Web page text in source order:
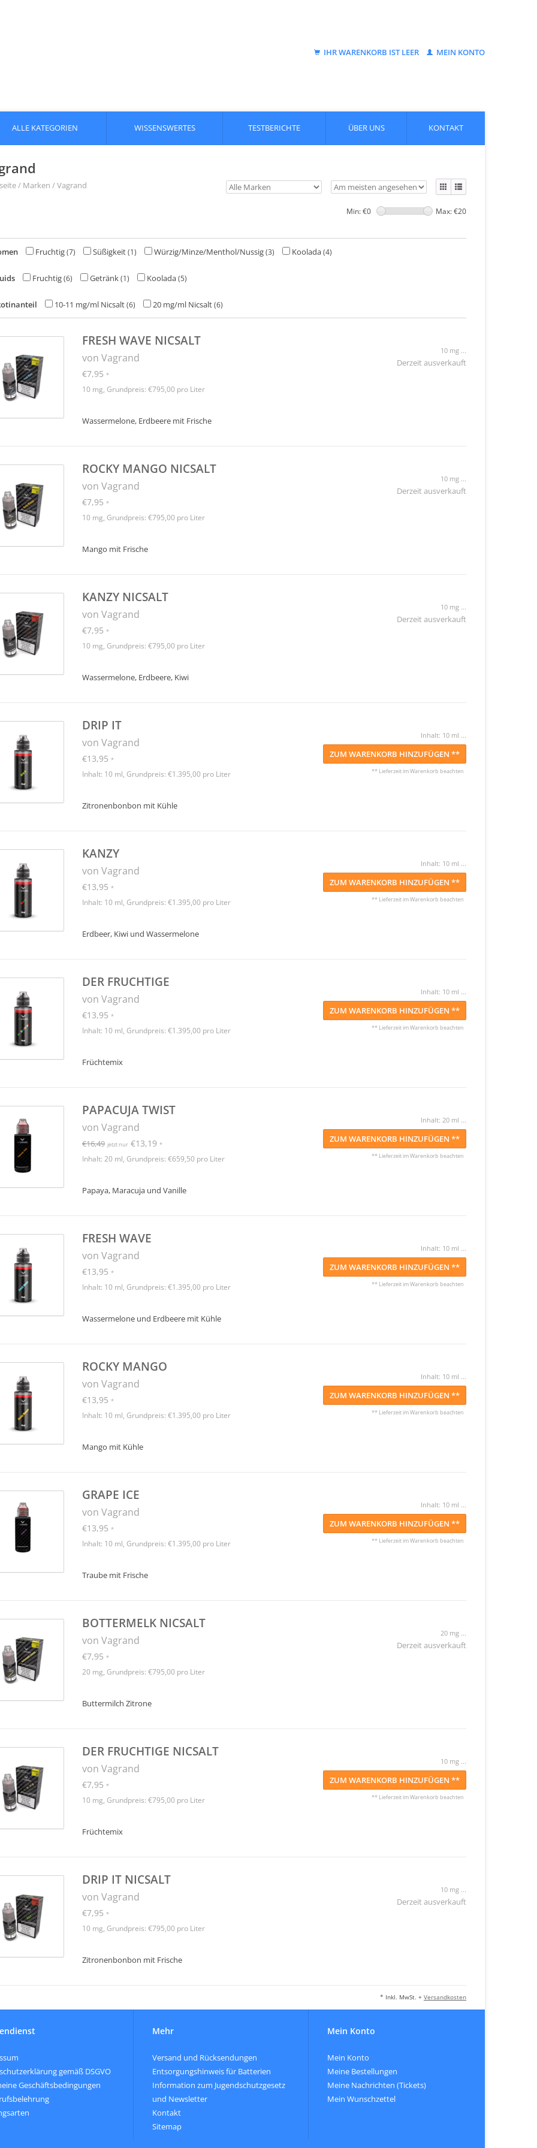
IHR WARENKORB IST LEER MEIN KONTO
ALLE KATEGORIEN WISSENSWERTES TESTBERICHTE ÜBER UNS KONTAKT
/ Marken /Vagrand
Min: €0 Max: €20
Fruchtig(7) Süßigkeit(1) Würzig/Minze/Menthol/Nussig(3) Koolada(4)
Fruchtig(6) Getränk(1) Koolada(5)
10-11 mg/ml Nicsalt(6) 20 mg/ml Nicsalt(6)
FRESH WAVE NICSALT
von Vagrand
€7,95 *
10 mg, Grundpreis: €795,00 pro Liter
10 mg ...
Derzeit ausverkauft
Wassermelone, Erdbeere mit Frische
ROCKY MANGO NICSALT
von Vagrand
€7,95 *
10 mg, Grundpreis: €795,00 pro Liter
10 mg ...
Derzeit ausverkauft
Mango mit Frische
KANZY NICSALT
von Vagrand
€7,95 *
10 mg, Grundpreis: €795,00 pro Liter
10 mg ...
Derzeit ausverkauft
Wassermelone, Erdbeere, Kiwi
DRIP IT
von Vagrand
€13,95 *
Inhalt: 10 ml, Grundpreis: €1.395,00 pro Liter
Inhalt: 10 ml ...
ZUM WARENKORB HINZUFÜGEN **
** Lieferzeit im Warenkorb beachten
Zitronenbonbon mit Kühle
KANZY
von Vagrand
€13,95 *
Inhalt: 10 ml, Grundpreis: €1.395,00 pro Liter
Inhalt: 10 ml ...
ZUM WARENKORB HINZUFÜGEN **
** Lieferzeit im Warenkorb beachten
Erdbeer, Kiwi und Wassermelone
DER FRUCHTIGE
von Vagrand
€13,95 *
Inhalt: 10 ml, Grundpreis: €1.395,00 pro Liter
Inhalt: 10 ml ...
ZUM WARENKORB HINZUFÜGEN **
** Lieferzeit im Warenkorb beachten
Früchtemix
PAPACUJA TWIST
von Vagrand
€16,49 jetzt nur €13,19 *
Inhalt: 20 ml, Grundpreis: €659,50 pro Liter
Inhalt: 20 ml ...
ZUM WARENKORB HINZUFÜGEN **
** Lieferzeit im Warenkorb beachten
Papaya, Maracuja und Vanille
FRESH WAVE
von Vagrand
€13,95 *
Inhalt: 10 ml, Grundpreis: €1.395,00 pro Liter
Inhalt: 10 ml ...
ZUM WARENKORB HINZUFÜGEN **
** Lieferzeit im Warenkorb beachten
Wassermelone und Erdbeere mit Kühle
ROCKY MANGO
von Vagrand
€13,95 *
Inhalt: 10 ml, Grundpreis: €1.395,00 pro Liter
Inhalt: 10 ml ...
ZUM WARENKORB HINZUFÜGEN **
** Lieferzeit im Warenkorb beachten
Mango mit Kühle
GRAPE ICE
von Vagrand
€13,95 *
Inhalt: 10 ml, Grundpreis: €1.395,00 pro Liter
Inhalt: 10 ml ...
ZUM WARENKORB HINZUFÜGEN **
** Lieferzeit im Warenkorb beachten
Traube mit Frische
BOTTERMELK NICSALT
von Vagrand
€7,95 *
20 mg, Grundpreis: €795,00 pro Liter
20 mg ...
Derzeit ausverkauft
Buttermilch Zitrone
DER FRUCHTIGE NICSALT
von Vagrand
€7,95 *
10 mg, Grundpreis: €795,00 pro Liter
10 mg ...
ZUM WARENKORB HINZUFÜGEN **
** Lieferzeit im Warenkorb beachten
Früchtemix
DRIP IT NICSALT
von Vagrand
€7,95 *
10 mg, Grundpreis: €795,00 pro Liter
10 mg ...
Derzeit ausverkauft
Zitronenbonbon mit Frische
* Inkl. MwSt. + Versandkosten
gemäß DSGVO
Geschäftsbedingungen
Mehr
Versand und Rücksendungen
Entsorgungshinweis für Batterien
Information zum Jugendschutzgesetz
und Newsletter
Kontakt
Sitemap
Mein Konto
Mein Konto
Meine Bestellungen
Meine Nachrichten (Tickets)
Mein Wunschzettel